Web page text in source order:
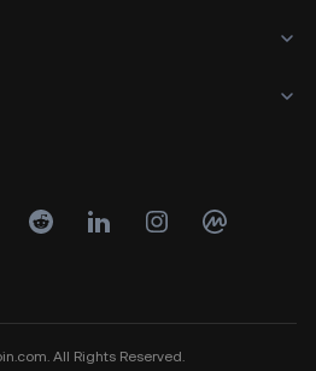
All Rights Reserved.